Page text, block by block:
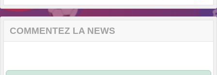
COMMENTEZ LA NEWS